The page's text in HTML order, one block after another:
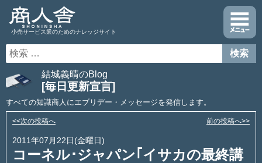
小売サービス業のためのナレッジサイト
結城義晴のBlog
[毎日更新宣言]
すべての知識商人にエブリデー・メッセージを発信します。
<<次の投稿へ 前の投稿へ>>
2011年07月22日(金曜日)
コーネル･ジャパン｢イサカの最終講